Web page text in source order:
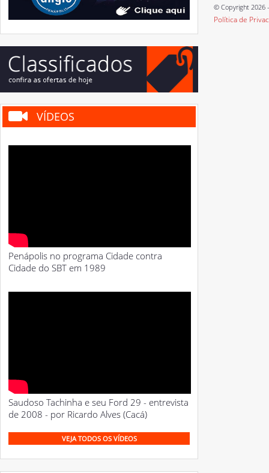
VÍDEOS
Penápolis no programa Cidade contra
Cidade do SBT em 1989
Saudoso Tachinha e seu Ford 29 - entrevista
de 2008 - por Ricardo Alves (Cacá)
VEJA TODOS OS VÍDEOS
© Copyright 2026
Política de